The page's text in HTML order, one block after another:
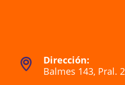
Dirección:
Balmes 143, Pral.